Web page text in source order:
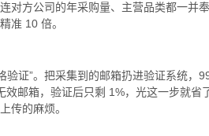
对方公司的年采购量、主营品类都一并
准 10 倍。
验证”。把采集到的邮箱扔进验证系统，
效邮箱，验证后只剩 1%，光这一步就省
传的麻烦。